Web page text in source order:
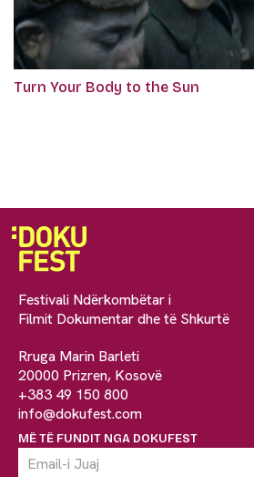
Turn Your Body to the Sun
Festivali Ndërkombëtar i
Filmit Dokumentar dhe të Shkurtë
Rruga Marin Barleti
20000 Prizren, Kosovë
+383 49 150 800
info@dokufest.com
MË TË FUNDIT NGA DOKUFEST